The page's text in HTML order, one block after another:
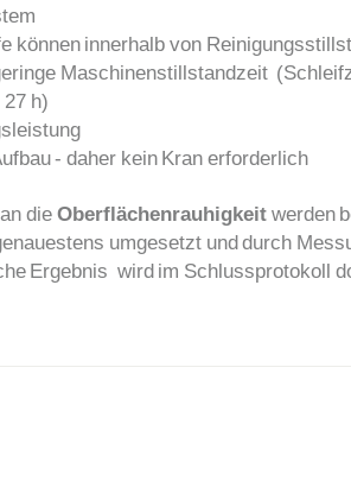
können innerhalb von
Maschinenstillstandzeit
h)
- daher kein Kran erforderlich
die Oberflächenrauhigkeitwerden
umgesetzt und durch
Ergebnis wird im Schlussprotokoll